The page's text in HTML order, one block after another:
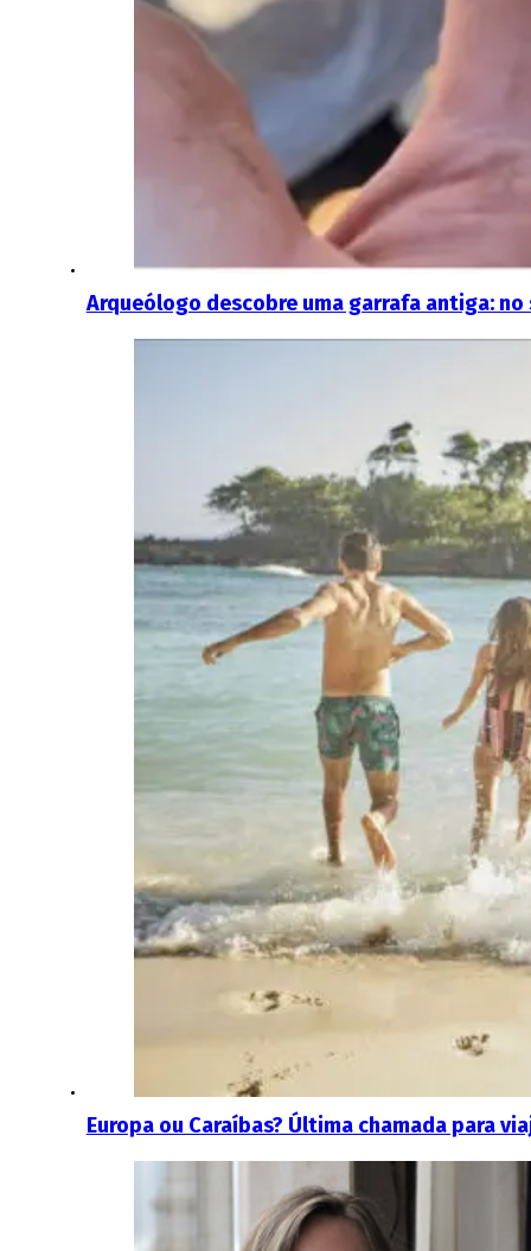
Arqueólogo descobre uma garrafa antiga:
Europa ou Caraíbas? Última chamada para